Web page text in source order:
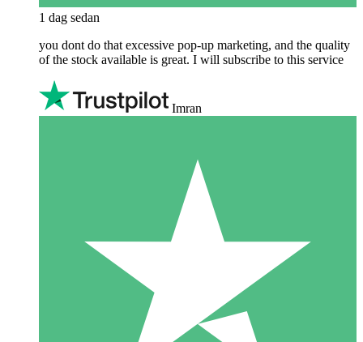
1 dag sedan
you dont do that excessive pop-up marketing, and the quality
of the stock available is great. I will subscribe to this service
Imran